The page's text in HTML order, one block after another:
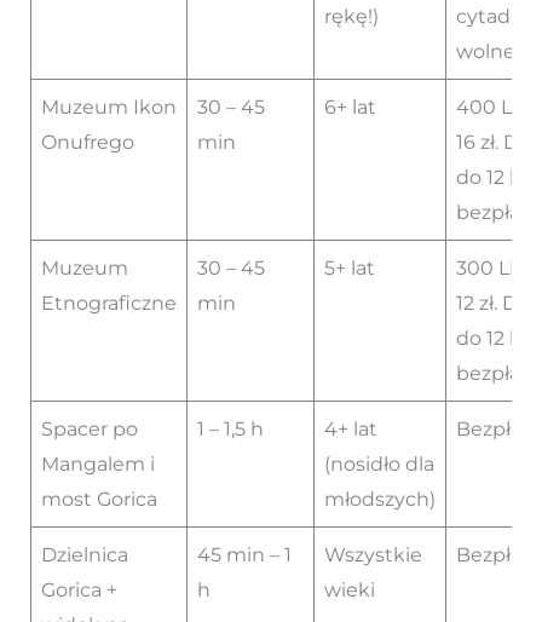
rękę!)
cytadeli
wolne.
Muzeum Ikon
Onufrego
30 – 45
min
6+ lat
400 LEK
16 zł.
do 12 lat
Muzeum
Etnograficzne
30 – 45
min
5+ lat
300 LEK
12 zł.
do 12 lat
Spacer po
Mangalem i
most Gorica
1 – 1,5 h
4+ lat
(nosidło dla
młodszych)
Dzielnica
Gorica +
45 min – 1
h
Wszystkie
wieki